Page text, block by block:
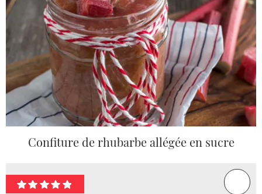
Confiture de rhubarbe allégée en sucre